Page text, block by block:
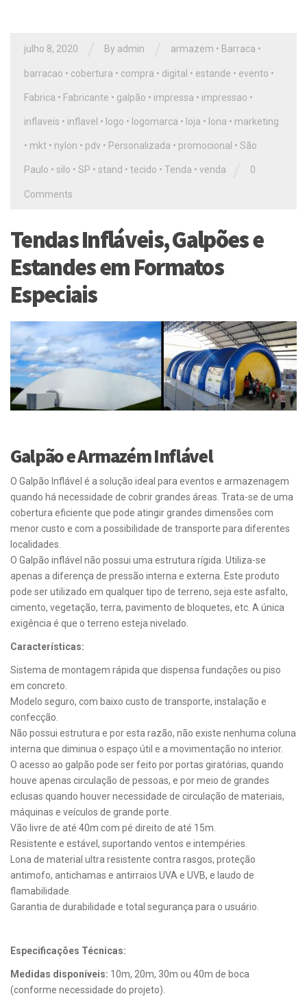
julho 8, 2020 By admin armazem • Barraca •
barracao • cobertura • compra • digital • estande • evento •
Fabrica • Fabricante • galpão • impressa • impressao •
inflaveis • inflavel • logo • logomarca • loja • lona • marketing
• mkt • nylon • pdv • Personalizada • promocional • São
Paulo • silo • SP • stand • tecido • Tenda • venda 0
Comments
Tendas Infláveis, Galpões e
Estandes em Formatos
Especiais
Galpão e Armazém Inflável
O Galpão Inflável é a solução ideal para eventos e armazenagem
quando há necessidade de cobrir grandes áreas. Trata-se de uma
cobertura eficiente que pode atingir grandes dimensões com
menor custo e com a possibilidade de transporte para diferentes
localidades.
O Galpão inflável não possui uma estrutura rígida. Utiliza-se
apenas a diferença de pressão interna e externa. Este produto
pode ser utilizado em qualquer tipo de terreno, seja este asfalto,
cimento, vegetação, terra, pavimento de bloquetes, etc. A única
exigência é que o terreno esteja nivelado.
Características:
Sistema de montagem rápida que dispensa fundações ou piso
em concreto.
Modelo seguro, com baixo custo de transporte, instalação e
confecção.
Não possui estrutura e por esta razão, não existe nenhuma coluna
interna que diminua o espaço útil e a movimentação no interior.
O acesso ao galpão pode ser feito por portas giratórias, quando
houve apenas circulação de pessoas, e por meio de grandes
eclusas quando houver necessidade de circulação de materiais,
máquinas e veículos de grande porte.
Vão livre de até 40m com pé direito de até 15m.
Resistente e estável, suportando ventos e intempéries.
Lona de material ultra resistente contra rasgos, proteção
antimofo, antichamas e antirraios UVA e UVB, e laudo de
flamabilidade.
Garantia de durabilidade e total segurança para o usuário.
Especificações Técnicas:
Medidas disponíveis: 10m, 20m, 30m ou 40m de boca
(conforme necessidade do projeto).